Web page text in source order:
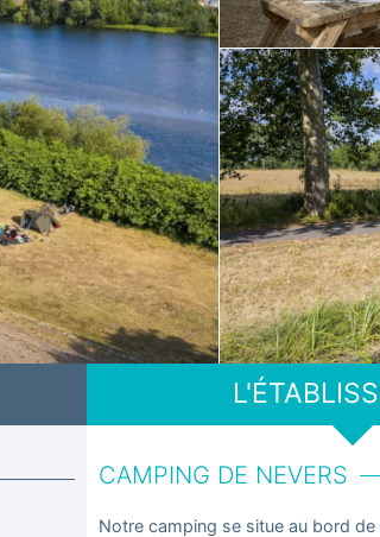
CAMPING DE NEVERS
Notre camping se situe au bord